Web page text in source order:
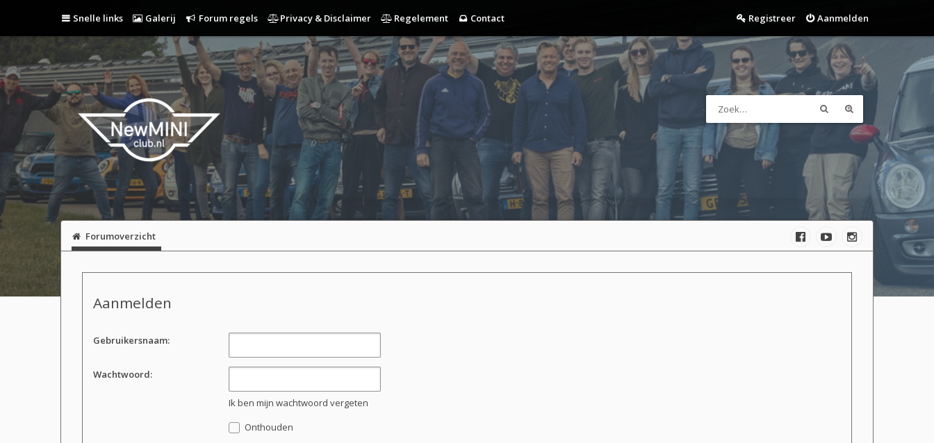
Snelle links Galerij Forum regels Privacy & Disclaimer Regelement Contact Aanmelden
Registreer
Forumoverzicht
Aanmelden
Gebruikersnaam:
Wachtwoord:
Ik ben mijn wachtwoord vergeten
Onthouden